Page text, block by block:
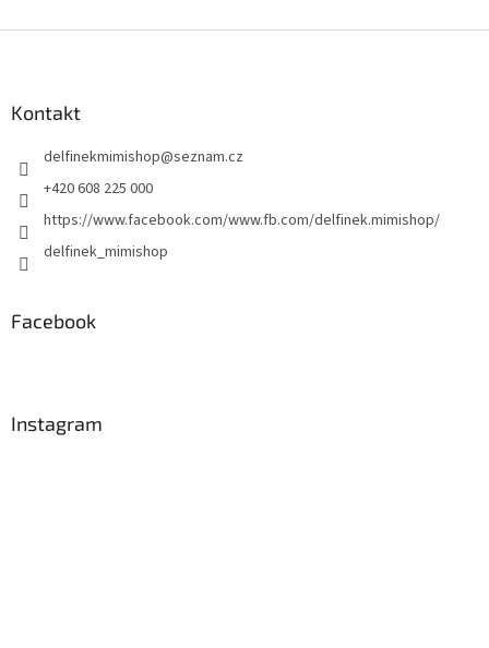
Kontakt
delfinekmimishop@seznam.cz
+420 608 225 000
https://www.facebook.com/www.fb.com/delfinek.mimishop/
delfinek_mimishop
Facebook
Instagram